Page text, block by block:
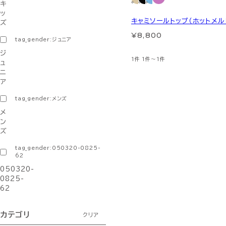
キ
ッ
ズ
tag_gender:ジュニア
ジ
ュ
ニ
ア
tag_gender:メンズ
メ
ン
ズ
tag_gender:050320-0825-
62
050320-
0825-
62
カテゴリ クリア
キャミソールトップ（ホットメル
¥8,800
1件 1件～1件